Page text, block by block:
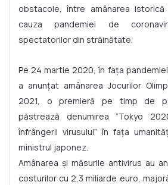
obstacole, între amânarea
cauza pandemiei de
spectatorilor din străinătate.
Pe 24 martie 2020, în faţa
a anunţat amânarea Jocurilor
2021, o premieră pe timp de
păstrează denumirea ”Tokyo
înfrângerii virusului” în faţa
ministrul japonez.
Amânarea şi măsurile antivirus au
costurilor cu 2,3 miliarde euro,